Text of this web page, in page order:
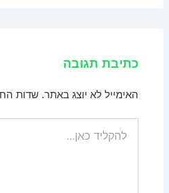
כתיבת תגובה
האימייל לא יוצג באתר. שדות
כאן...